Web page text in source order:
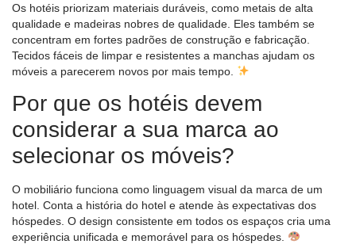
Os hotéis priorizam materiais duráveis, como metais de alta
qualidade e madeiras nobres de qualidade. Eles também se
concentram em fortes padrões de construção e fabricação.
Tecidos fáceis de limpar e resistentes a manchas ajudam os
móveis a parecerem novos por mais tempo.
Por que os hotéis devem
considerar a sua marca ao
selecionar os móveis?
O mobiliário funciona como linguagem visual da marca de um
hotel. Conta a história do hotel e atende às expectativas dos
hóspedes. O design consistente em todos os espaços cria uma
experiência unificada e memorável para os hóspedes.